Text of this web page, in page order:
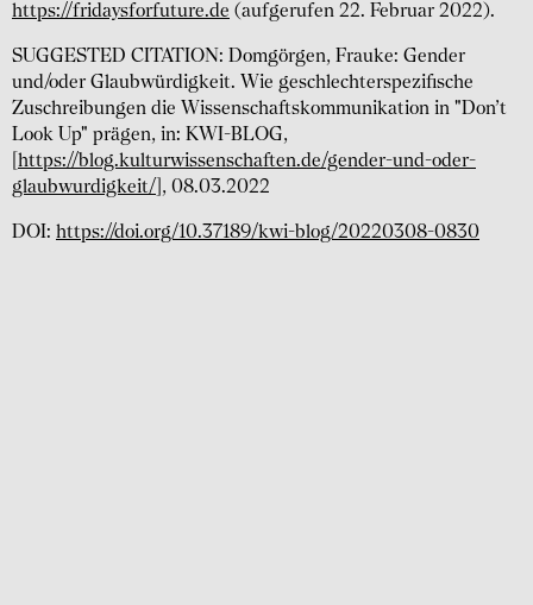
https://fridaysforfuture.de (aufgerufen 22. Februar 2022).
SUGGESTED CITATION: Domgörgen, Frauke: Gender
und/oder Glaubwürdigkeit. Wie geschlechterspezifische
Zuschreibungen die Wissenschaftskommunikation in "Don’t
Look Up" prägen, in: KWI-BLOG,
https://blog.kulturwissenschaften.de/gender-und-oder-
glaubwurdigkeit/ ], 08.03.2022
DOI: https://doi.org/10.37189/kwi-blog/20220308-0830